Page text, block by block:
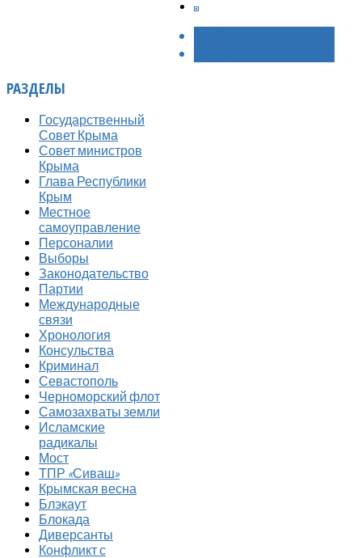
РАЗДЕЛЫ
Государственный
Совет Крыма
Совет министров
Крыма
Глава Республики
Крым
Местное
самоуправление
Персоналии
Выборы
Законодательство
Партии
Международные
связи
Хронология
Консульства
Криминал
Севастополь
Черноморский флот
Самозахваты земли
Исламские
радикалы
Мост
ТПР «Сиваш»
Крымская весна
Блэкаут
Блокада
Диверсанты
Конфликт с